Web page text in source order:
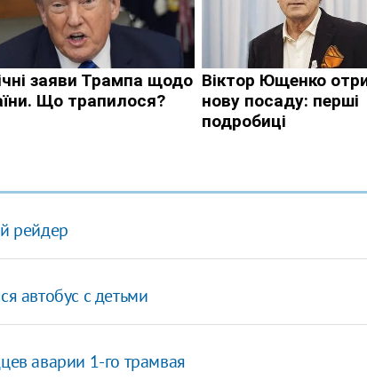
рейдер
автобус с детьми
аварии 1-го трамвая